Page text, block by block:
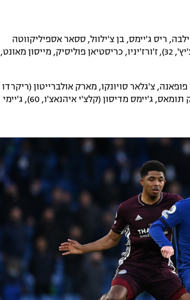
ריס ג'יימס, בן צ'ילוול, ססאר אספיליקווטה
(קורט זומה, 88), אנגולו קאנטה (מתיאו קובאצ'יץ', 32), ז'ורז'יניו, כריסטיאן פוליסיק, מייסון מאונט,
צ'גלאר סויונקו, מארק אולברייטון (ריקרדו
פריירה, 67), ווילפריד אנדידי, יורי טילמנס, לוק תומאס, ג'יימס מדיסון (קלצ'י איהנאצ'ו, 60), ג'יימי